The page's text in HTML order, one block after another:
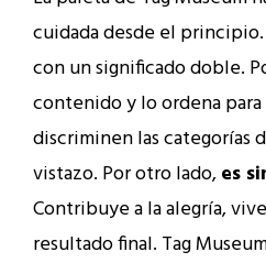
cuidada desde el
con un significado doble.
contenido y lo ordena
discriminen las categorías
vistazo. Por otro lado,es
Contribuye a la alegría,
resultado final. Tag